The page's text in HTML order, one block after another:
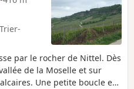
par le rocher de Nittel. Dès
de la Moselle et sur
Une petite boucle est